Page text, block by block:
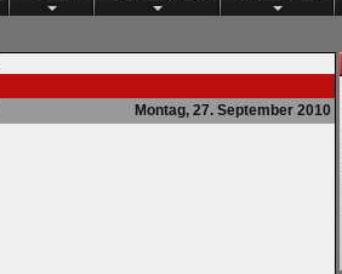
Montag, 27. September 2010